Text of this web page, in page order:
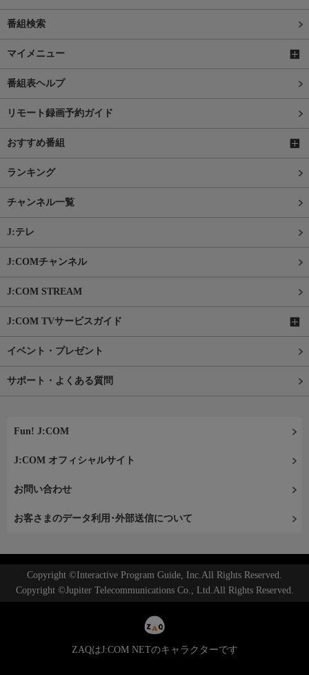
番組検索
マイメニュー
番組表ヘルプ
リモート録画予約ガイド
おすすめ番組
ランキング
チャンネル一覧
J:テレ
J:COMチャンネル
J:COM STREAM
J:COM TVサービスガイド
イベント・プレゼント
サポート・よくある質問
Fun! J:COM
J:COM オフィシャルサイト
お問い合わせ
お客さまのデータ利用･外部送信について
Copyright ©Interactive Program Guide, Inc.All Rights Reserved.
Copyright ©Jupiter Telecommunications Co., Ltd.All Rights Reserved.
ZAQはJ:COM NETのキャラクターです